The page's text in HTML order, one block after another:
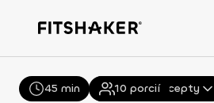
Všetky Recepty
45 min 10 porcií